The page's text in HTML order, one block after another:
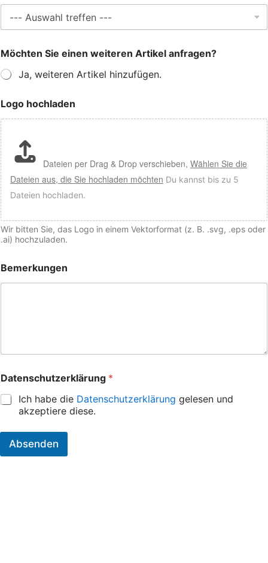
Möchten Sie einen weiteren Artikel anfragen?
Ja, weiteren Artikel hinzufügen.
Logo hochladen
Dateien per Drag & Drop verschieben, Wählen Sie die
Dateien aus, die Sie hochladen möchten Du kannst bis zu 5
Dateien hochladen.
Wir bitten Sie, das Logo in einem Vektorformat (z. B. .svg, .eps oder
.ai) hochzuladen.
Bemerkungen
Datenschutzerklärung *
Ich habe die Datenschutzerklärung gelesen und
akzeptiere diese.
Absenden